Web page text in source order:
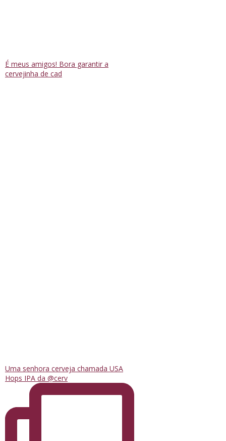
É meus amigos! Bora garantir a
cervejinha de cad
Uma senhora cerveja chamada USA
Hops IPA da @cerv